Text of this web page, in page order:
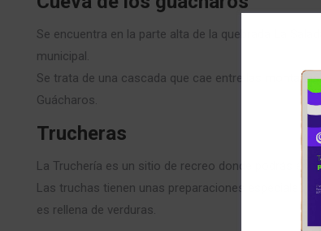
Se encuentra en la parte alta de la quebrada La
municipal.
Se trata de una cascada que cae entre las
Guácharos.
Trucheras
La Truchería es un sitio de recreo donde podrás
Las truchas tienen unas preparaciones especiales
es rellena de verduras.